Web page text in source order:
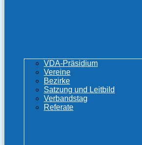
VDA-Präsidium
Vereine
Bezirke
Satzung und Leitbild
Verbandstag
Referate